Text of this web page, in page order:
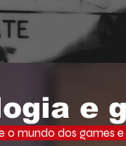
Universidades, uma
o vasto acervo e a
maiores intelectuais da
o centro do debate
e
o mundo dos games e